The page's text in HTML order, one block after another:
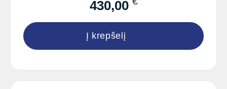
430,00
Į krepšelį